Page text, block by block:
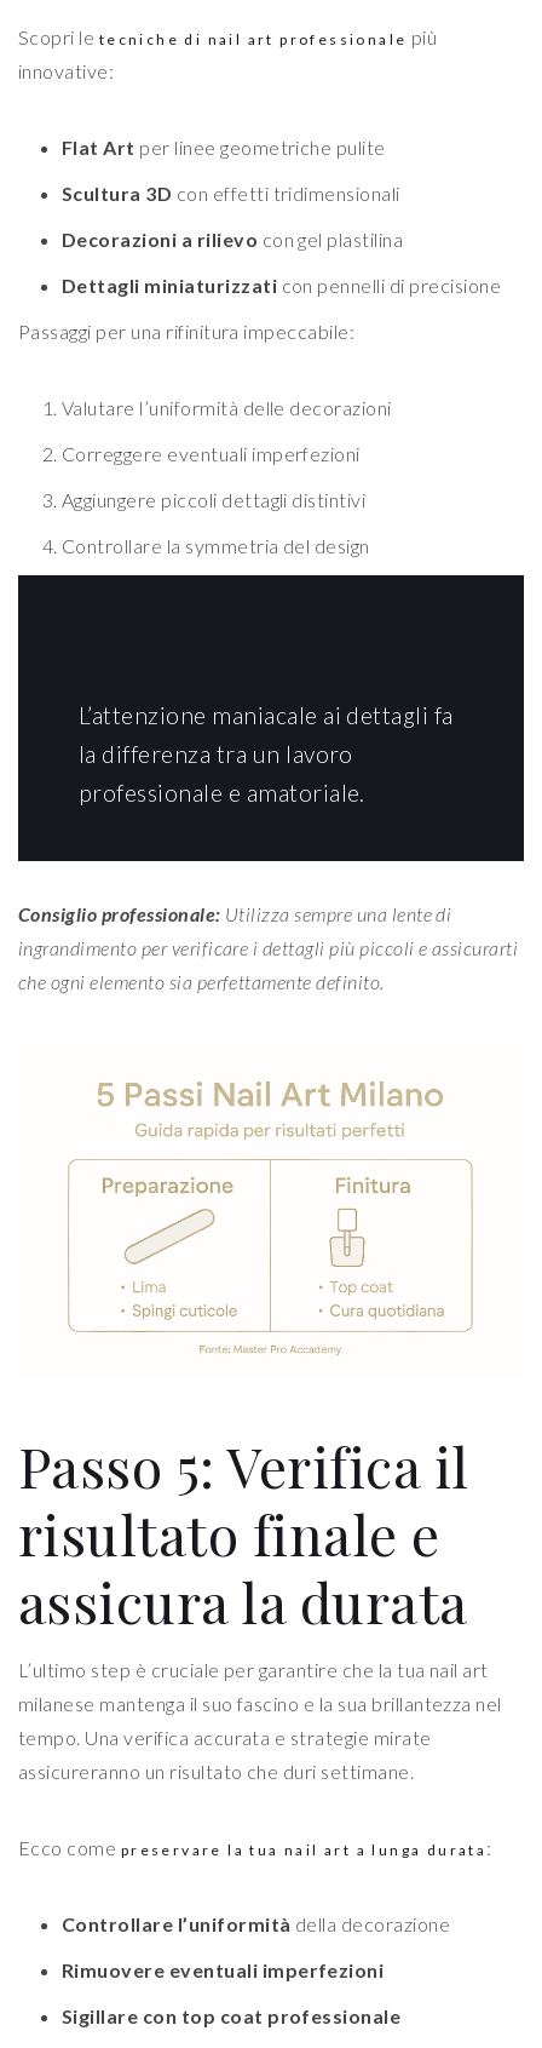
Scopri le tecniche di nail art professionale più
innovative:
Flat Art per linee geometriche pulite
Scultura 3D con effetti tridimensionali
Decorazioni a rilievo con gel plastilina
Dettagli miniaturizzati con pennelli di precisione
Passaggi per una rifinitura impeccabile:
Valutare l’uniformità delle decorazioni
Correggere eventuali imperfezioni
Aggiungere piccoli dettagli distintivi
Controllare la symmetria del design
L’attenzione maniacale ai dettagli fa
la differenza tra un lavoro
professionale e amatoriale.
Consiglio professionale: Utilizza sempre una lente di
ingrandimento per verificare i dettagli più piccoli e assicurarti
che ogni elemento sia perfettamente definito.
Passo 5: Verifica il
risultato finale e
assicura la durata
L’ultimo step è cruciale per garantire che la tua nail art
milanese mantenga il suo fascino e la sua brillantezza nel
tempo. Una verifica accurata e strategie mirate
assicureranno un risultato che duri settimane.
Ecco come preservare la tua nail art a lunga durata :
Controllare l’uniformità della decorazione
Rimuovere eventuali imperfezioni
Sigillare con top coat professionale